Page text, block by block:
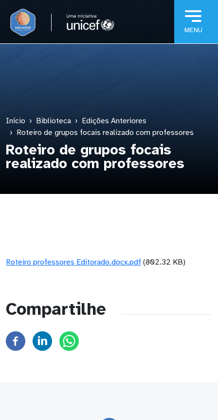
Início Biblioteca
Edições Anteriores
Roteiro de grupos focais realizado com professores
Roteiro de grupos focais
realizado com professores
Roteiro professores Editorado.docx.pdf (802.32 KB)
Compartilhe